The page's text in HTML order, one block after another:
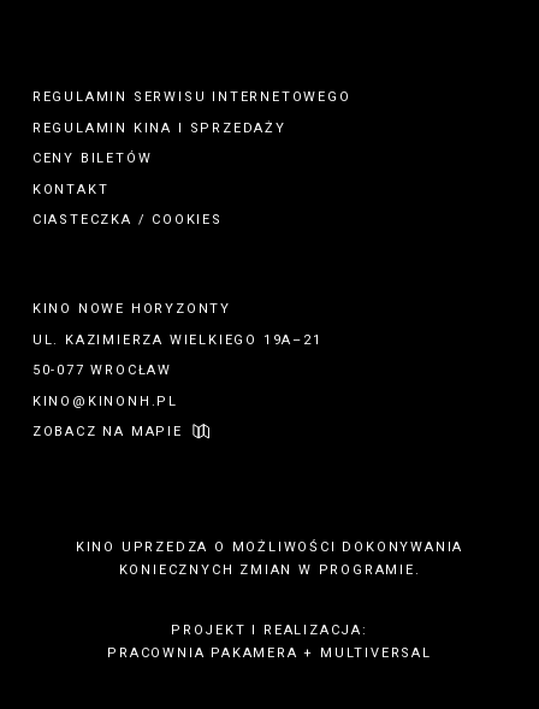
REGULAMIN SERWISU INTERNETOWEGO
REGULAMIN KINA I
SPRZEDAŻY
CENY BILETÓW
KONTAKT
CIASTECZKA / COOKIES
KINO NOWE HORYZONTY
UL. KAZIMIERZA WIELKIEGO 19A–21
50-077 WROCŁAW
KINO@KINONH.PL
ZOBACZ NA MAPIE
KINO UPRZEDZA O MOŻLIWOŚCI DOKONYWANIA
KONIECZNYCH ZMIAN W PROGRAMIE.
PROJEKT I REALIZACJA:
PRACOWNIA PAKAMERA + MULTIVERSAL